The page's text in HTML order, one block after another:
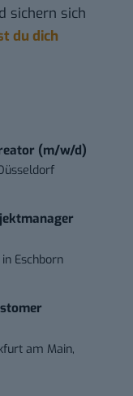
sichern sich
du dich
(m/w/d)
in Eschborn
am Main,